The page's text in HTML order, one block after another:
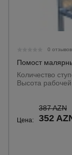
0 отзывов
Помост
Количество
Высота
Цена:
387 AZN
352